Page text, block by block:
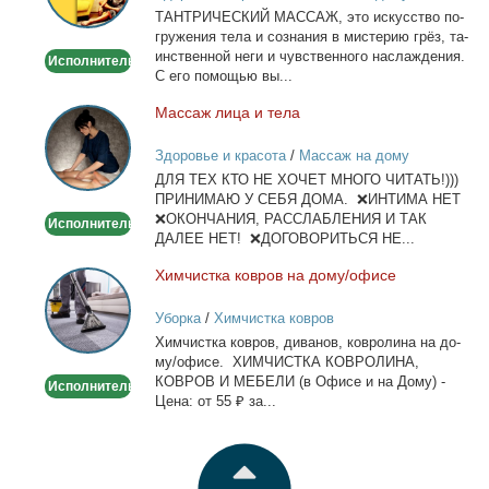
Исполнитель
ТАНТРИЧЕСКИЙ МАССАЖ, это ис­кус­ство по­
гру­же­ния те­ла и со­зна­ния в ми­сте­рию грёз, та­
ин­ствен­ной неги и чув­ствен­но­го на­сла­жде­ния.
С его по­мо­щью вы...
Массаж
лица
и
тела
Исполнитель
Мас­саж ли­ца и те­ла
Здоровье и красота/ Массаж на дому
ДЛЯ ТЕХ КТО НЕ ХОЧЕТ МНОГО ЧИТАТЬ!)))
ПРИНИМАЮ У СЕБЯ ДОМА. ❌ИНТИМА НЕТ
❌ОКОНЧАНИЯ, РАССЛАБЛЕНИЯ И ТАК
ДАЛЕЕ НЕТ! ❌ДОГОВОРИТЬСЯ НЕ...
Химчистка
ковров
на
дому/
Исполнитель
Хим­чист­ка ков­ров на до­му/офи­се
Уборка/ Химчистка ковров
Хим­чист­ка ков­ров, ди­ва­нов, ков­ро­ли­на на до­
му/офи­се. ХИМЧИСТКА КОВРОЛИНА,
КОВРОВ И МЕБЕЛИ (в Офи­се и на До­му) -
Це­на: от 55 ₽ за...